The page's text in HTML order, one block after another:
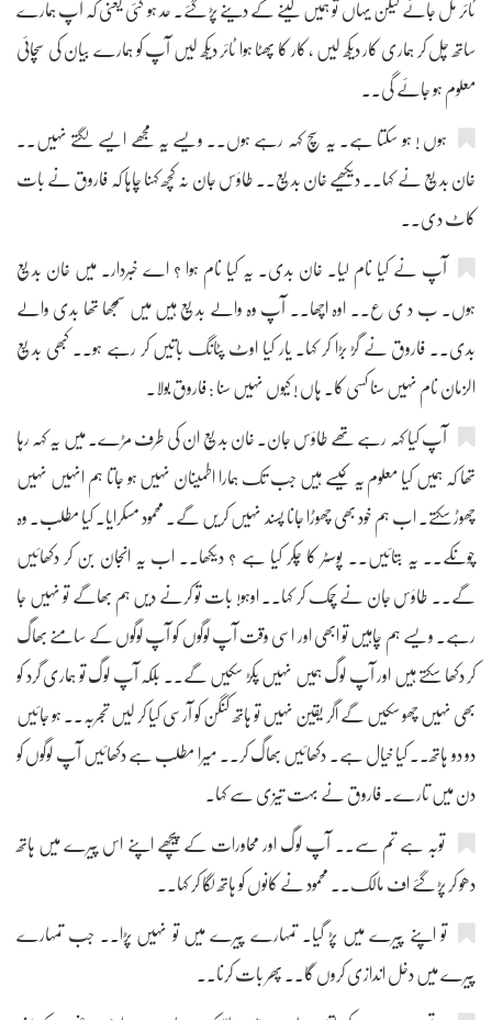
ٹائر مل جائے لیکن یہاں تو ہمیں لینے کے دینے پڑ گئے۔ حد ہو گئی یعنی کہ آپ ہمارے
ساتھ چل کر ہماری کار دیکھ لیں ، کار کا پھٹا ہوا ٹائر دیکھ لیں آپ کو ہمارے بیان کی سچائی
معلوم ہو جائے گی۔۔
ہوں ! ہو سکتا ہے۔ یہ سچ کہہ رہے ہوں۔۔ ویسے یہ مجھے ایسے لگتے نہیں۔۔
خان بدیع نے کہا۔۔ دیکھیے خان بدیع۔۔ طاؤس جان نہ کچھ کہنا چاہا کہ فاروق نے بات
کاٹ دی۔۔
آپ نے کیا نام لیا۔ خان بدی۔ یہ کیا نام ہوا ؟ اے خبردار۔ میں خان بدیع
ہوں۔ ب د ی ع۔۔ اوہ اچھا۔۔ آپ وہ والے بدیع ہیں میں سمجھا تھا بدی والے
بدی۔۔ فاروق نے گڑ بڑا کر کہا۔ یار کیا اوٹ پٹانگ باتیں کر رہے ہو۔۔ کبھی بدیع
الزمان نام نہیں سنا کسی کا۔ ہاں ! کیوں نہیں سنا : فاروق بولا۔
آپ کیا کہہ رہے تھے طاؤس جان۔ خان بدیع ان کی طرف مڑے۔ میں یہ کہہ رہا
تھا کہ ہمیں کیا معلوم یہ کیسے ہیں جب تک ہمارا اطمینان نہیں ہو جاتا ہم انہیں نہیں
چھوڑ سکتے۔ اب ہم خود بھی چھوڑا جانا پسند نہیں کریں گے۔ محمود مسکرایا۔ کیا مطلب۔ وہ
چونکے۔۔ یہ بتائیں۔۔ پوسٹر کا چکر کیا ہے ؟ دیکھا۔۔ اب یہ انجان بن کر دکھائیں
گے۔۔ طاؤس جان نے چمک کر کہا۔۔ اوہو! بات تو کرنے دیں ہم بھاگے تو نہیں جا
رہے۔ ویسے ہم چاہیں تو ابھی اور اسی وقت آپ لوگوں کو آپ لوگوں کے سامنے بھاگ
کر دکھا سکتے ہیں اور آپ لوگ ہمیں نہیں پکڑ سکیں گے۔۔ بلکہ آپ لوگ تو ہماری گرد کو
بھی نہیں چھو سکیں گے اگر یقین نہیں تو ہاتھ کنگن کو آرسی کیا کر لیں تجربہ۔۔ ہو جائیں
دو دو ہاتھ۔۔ کیا خیال ہے۔ دکھائیں بھاگ کر۔۔ میرا مطلب ہے دکھائیں آپ لوگوں کو
دن میں تارے۔ فاروق نے بہت تیزی سے کہا۔
توبہ ہے تم سے۔۔ آپ لوگ اور محاورات کے پیچھے اپنے اس پیرے میں ہاتھ
دھو کر پڑ گئے اف مالک۔۔ محمود نے کانوں کو ہاتھ لگا کر کہا۔۔
تو اپنے پیرے میں پڑ گیا۔ تمہارے پیرے میں تو نہیں پڑا۔۔ جب تمہارے
پیرے میں دخل اندازی کروں گا۔۔ پھر بات کرنا۔۔